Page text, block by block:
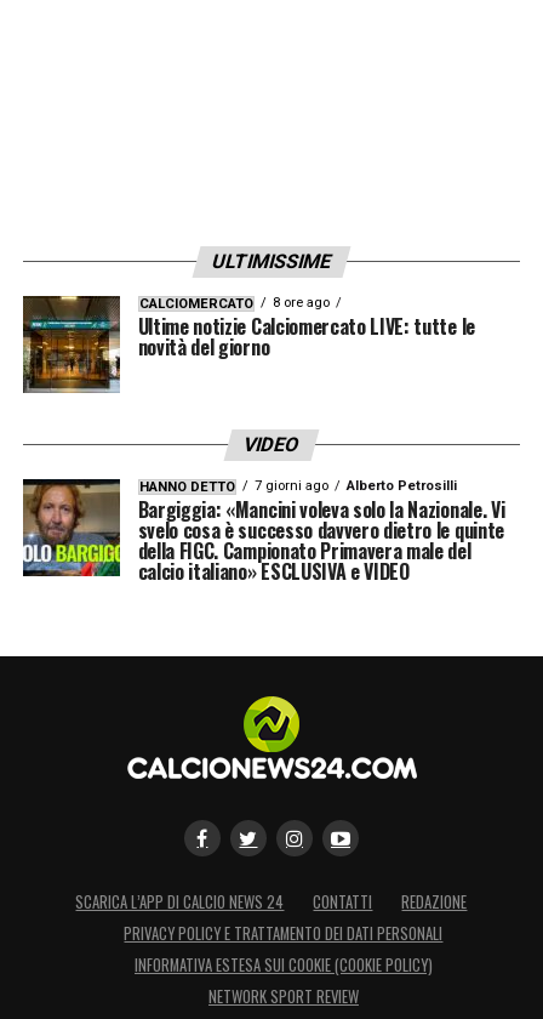
ULTIMISSIME
CALCIOMERCATO 8 ore ago
Ultime notizie Calciomercato LIVE: tutte le
novità del giorno
VIDEO
HANNO DETTO 7 giorni ago Alberto Petrosilli
Bargiggia: «Mancini voleva solo la Nazionale. Vi
svelo cosa è successo davvero dietro le quinte
della FIGC. Campionato Primavera male del
calcio italiano» ESCLUSIVA e VIDEO
SCARICA L’APP DI CALCIO NEWS 24 CONTATTI
REDAZIONE
PRIVACY POLICY E TRATTAMENTO DEI DATI PERSONALI
INFORMATIVA ESTESA SUI COOKIE (COOKIE POLICY)
NETWORK SPORT REVIEW